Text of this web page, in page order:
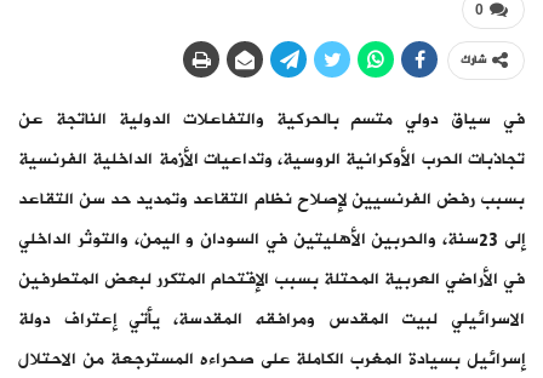
0
شارك
في سياق دولي متسم بالحركية والتفاعلات الدولية الناتجة عن
تجاذبات الحرب الأوكرانية الروسية، وتداعيات الأزمة الداخلية الفرنسية
بسبب رفض الفرنسيين لإصلاح نظام التقاعد وتمديد حد سن التقاعد
إلى 23سنة، والحربين الأهليتين في السودان و اليمن، والتوثر الداخلي
في الأراضي العربية المحتلة بسبب الإقتحام المتكرر لبعض المتطرفين
الاسرائيلي لبيت المقدس ومرافقه المقدسة، يأتي إعتراف دولة
إسرائيل بسيادة المغرب الكاملة على صحراءه المسترجعة من الاحتلال